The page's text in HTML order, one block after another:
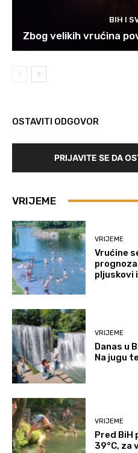
BIH I
Zbog velikih vrućina
OSTAVITI ODGOVOR
PRIJAVITE SE DA
VRIJEME
VRIJEME
Vrućine
pljuskovi
VRIJEME
Danas u
Na jugu
VRIJEME
Pred BiH
39°C, za